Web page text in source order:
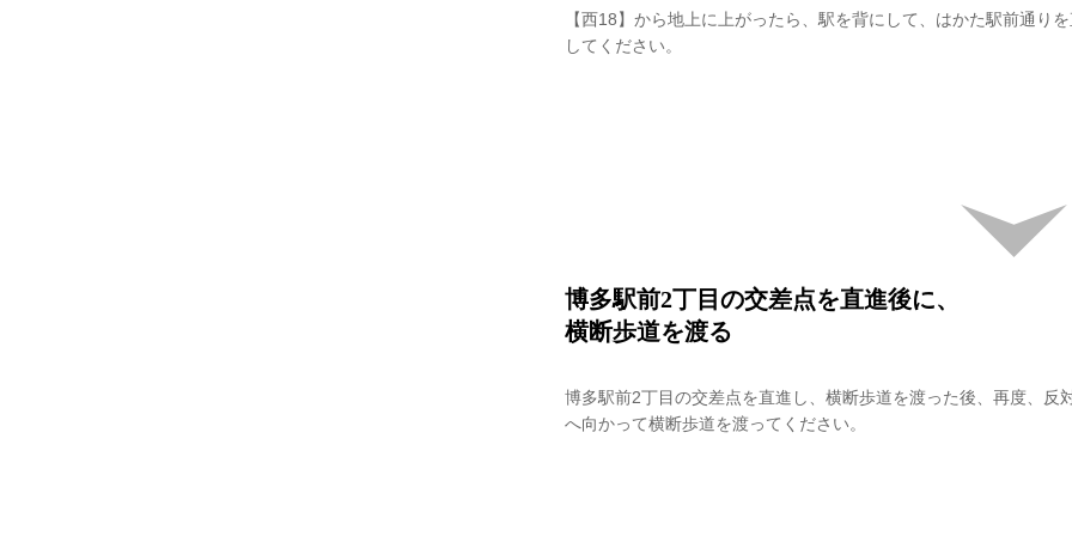
【西18】から地上に上がったら、駅を背にして、はかた駅前通り
してください。
博多駅前2丁目の交差点を直進後に、
横断歩道を渡る
博多駅前2丁目の交差点を直進し、横断歩道を渡った後、再度、反
へ向かって横断歩道を渡ってください。